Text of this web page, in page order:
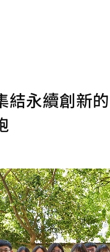
結永續創新